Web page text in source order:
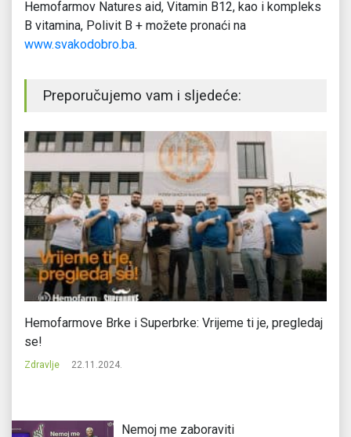
Hemofarmov Natures aid, Vitamin B12, kao i kompleks
B vitamina, Polivit B + možete pronaći na
www.svakodobro.ba.
Preporučujemo vam i sljedeće:
Hemofarmove Brke i Superbrke: Vrijeme ti je, pregledaj
se!
Zdravlje 22.11.2024.
Nemoj me zaboraviti